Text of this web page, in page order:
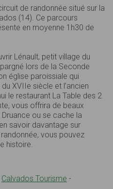
de randonnée situé sur la
(14). Ce parcours
en moyenne 1h30 de
Lénault, petit village du
lors de la Seconde
église paroissiale qui
XVIIe siècle et l’ancien
le restaurant La Table des 2
vous offrira de beaux
ou se cache la
savoir davantage sur
randonnée, vous pouvez
histoire.
Calvados Tourisme -